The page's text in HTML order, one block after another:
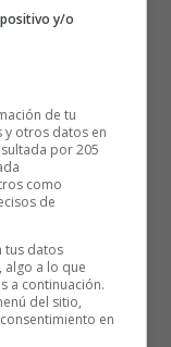
y/o
de tu
y otros datos en
por 205
como
de
tus datos
algo a lo que
a continuación.
del sitio,
en